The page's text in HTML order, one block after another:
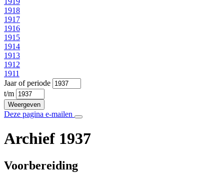
1918
1917
1916
1915
1914
1913
1912
1911
Jaar of periode
t/m
Deze pagina e-mailen
Archief 1937
Voorbereiding